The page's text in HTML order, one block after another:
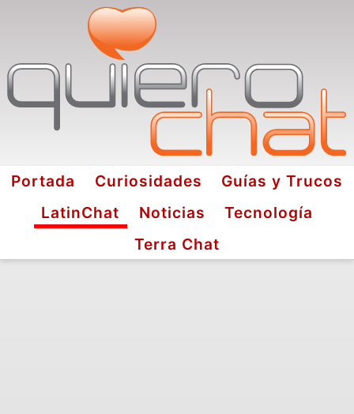
Portada Curiosidades
Guías y Trucos
LatinChat
Noticias
Tecnología
Terra Chat